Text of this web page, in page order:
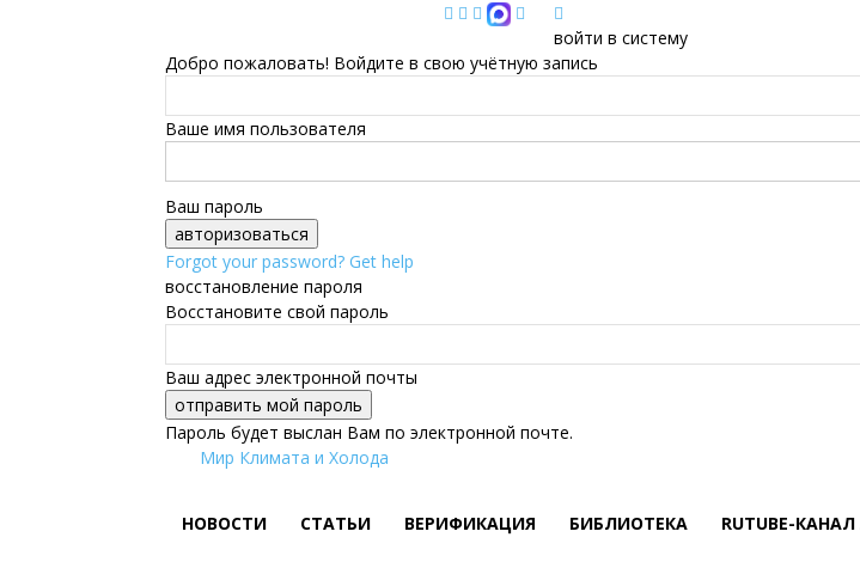
войти в систему
Добро пожаловать! Войдите в свою учётную запись
Ваше имя пользователя
Ваш пароль
Forgot your password? Get help
восстановление пароля
Восстановите свой пароль
Ваш адрес электронной почты
Пароль будет выслан Вам по электронной почте.
Мир Климата и Холода
НОВОСТИ СТАТЬИ ВЕРИФИКАЦИЯ БИБЛИОТЕКА RUTUBE-